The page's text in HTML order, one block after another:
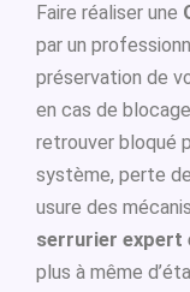
Faire réaliser une
par un
préservation de
en cas de
retrouver bloqué
système, perte
usure des
serrurier expert
plus à même